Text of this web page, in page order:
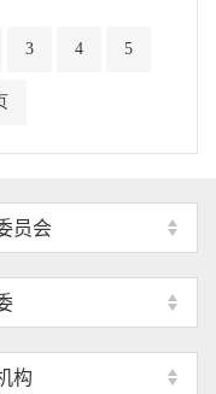
3 4 5
员会
构